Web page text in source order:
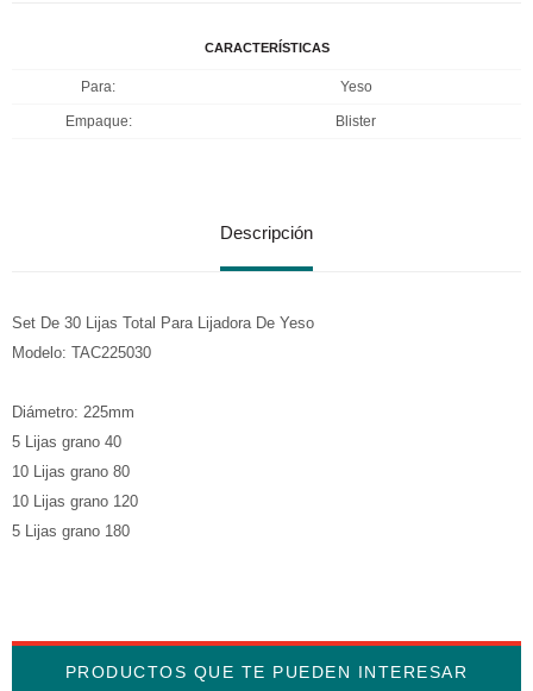
CARACTERÍSTICAS
Para Yeso
Empaque Blister
Descripción
Set De 30 Lijas Total Para Lijadora De Yeso
Modelo: TAC225030
Diámetro: 225mm
5 Lijas grano 40
10 Lijas grano 80
10 Lijas grano 120
5 Lijas grano 180
PRODUCTOS QUE TE PUEDEN INTERESAR